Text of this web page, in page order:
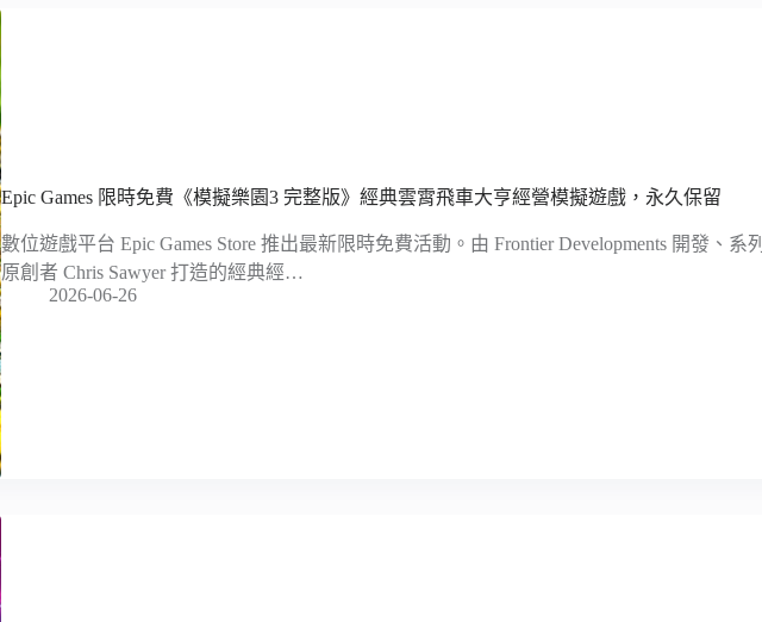
Epic Games 限時免費《模擬樂園3 完整版》經典雲霄飛車大亨經營模擬遊戲，永久保留
數位遊戲平台 Epic Games Store 推出最新限時免費活動。由 Frontier Developments 開發、系列
原創者 Chris Sawyer 打造的經典經…
2026-06-26